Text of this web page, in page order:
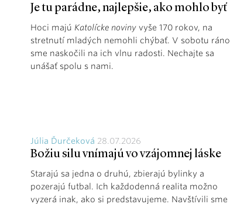
Je tu parádne, najlepšie, ako mohlo byť
Hoci majú Katolícke noviny vyše 170 rokov, na
stretnutí mladých nemohli chýbať. V sobotu ráno
sme naskočili na ich vlnu radosti. Nechajte sa
unášať spolu s nami.
Júlia Ďurčeková 28.07.2026
Božiu silu vnímajú vo vzájomnej láske
Starajú sa jedna o druhú, zbierajú bylinky a
pozerajú futbal. Ich každodenná realita možno
vyzerá inak, ako si predstavujeme. Navštívili sme